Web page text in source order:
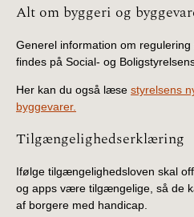
Alt om byggeri og
Generel information om
findes på Social- og
Her kan du også læse styrelsens
byggevarer.
Tilgængelighedserklæring
Ifølge tilgængelighedsloven skal
og apps være tilgængelige, så de
af borgere med handicap.